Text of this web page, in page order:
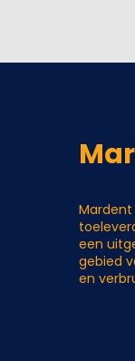
een
gebied
en